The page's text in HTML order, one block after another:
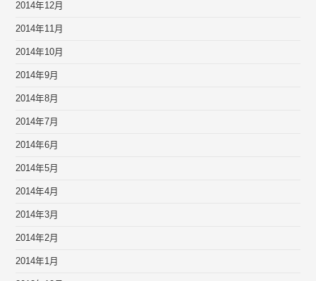
2014年12月
2014年11月
2014年10月
2014年9月
2014年8月
2014年7月
2014年6月
2014年5月
2014年4月
2014年3月
2014年2月
2014年1月